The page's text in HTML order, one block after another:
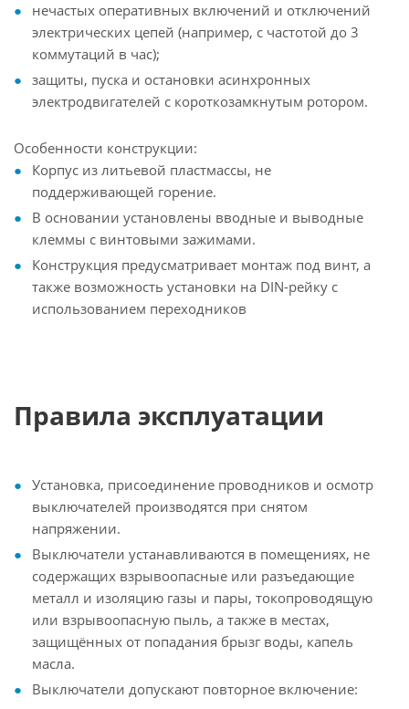
нечастых оперативных включений и отключений
электрических цепей (например, с частотой до 3
коммутаций в час);
защиты, пуска и остановки асинхронных
электродвигателей с короткозамкнутым ротором.
Особенности конструкции:
Корпус из литьевой пластмассы, не
поддерживающей горение.
В основании установлены вводные и выводные
клеммы с винтовыми зажимами.
Конструкция предусматривает монтаж под винт, а
также возможность установки на DIN-рейку с
использованием переходников
Правила эксплуатации
Установка, присоединение проводников и осмотр
выключателей производятся при снятом
напряжении.
Выключатели устанавливаются в помещениях, не
содержащих взрывоопасные или разъедающие
металл и изоляцию газы и пары, токопроводящую
или взрывоопасную пыль, а также в местах,
защищённых от попадания брызг воды, капель
масла.
Выключатели допускают повторное включение: